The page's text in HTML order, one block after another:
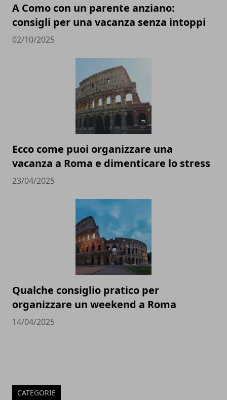
A Como con un parente anziano:
consigli per una vacanza senza intoppi
02/10/2025
Ecco come puoi organizzare una
vacanza a Roma e dimenticare lo stress
23/04/2025
Qualche consiglio pratico per
organizzare un weekend a Roma
14/04/2025
CATEGORIE